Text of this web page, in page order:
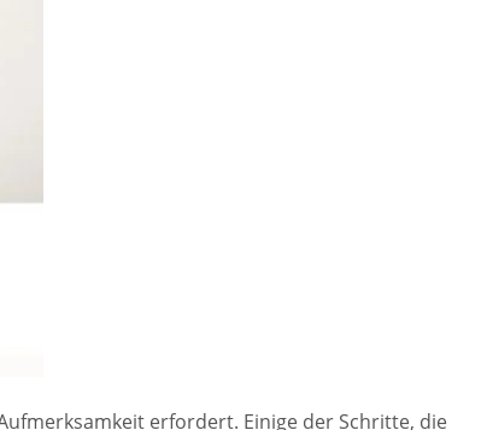
erfordert. Einige der Schritte, die